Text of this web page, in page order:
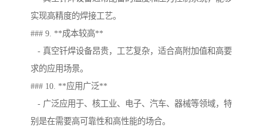
实现高精度的焊接工艺。
### 9. **成本较高**
- 真空钎焊设备昂贵，工艺复杂，适合高附加值和高要
求的应用场景。
### 10. **应用广泛**
- 广泛应用于、核工业、电子、汽车、器械等领域，特
别是在需要高可靠性和高性能的场合。